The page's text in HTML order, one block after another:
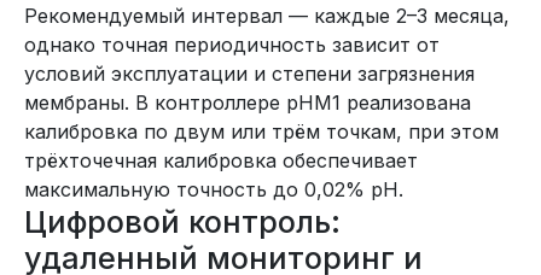
Рекомендуемый интервал — каждые 2–3 месяца,
однако точная периодичность зависит от
условий эксплуатации и степени загрязнения
мембраны. В контроллере pHM1 реализована
калибровка по двум или трём точкам, при этом
трёхточечная калибровка обеспечивает
максимальную точность до 0,02% pH.
Цифровой контроль:
удаленный мониторинг и